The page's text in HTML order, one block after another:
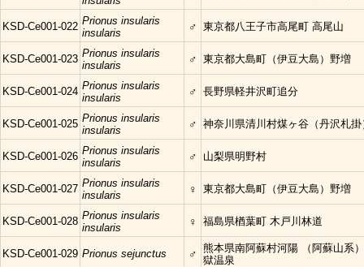
KSD-Ce001-022 Prionus insularis
insularis
♂ 東京都八王子市高尾町 高尾山
KSD-Ce001-023 Prionus insularis
insularis
♂ 東京都大島町（伊豆大島）野増
KSD-Ce001-024 Prionus insularis
insularis
♂ 長野県軽井沢町追分
KSD-Ce001-025 Prionus insularis
insularis
♂ 神奈川県清川村煤ヶ谷（丹沢札掛
KSD-Ce001-026 Prionus insularis
insularis
♂ 山梨県明野村
KSD-Ce001-027 Prionus insularis
insularis
♀ 東京都大島町（伊豆大島）野増
KSD-Ce001-028 Prionus insularis
insularis
♀ 福島県楢葉町 木戸川林道
KSD-Ce001-029 Prionus sejunctus ♂ 熊本県南阿蘇村河陽 （阿蘇山系
獄温泉